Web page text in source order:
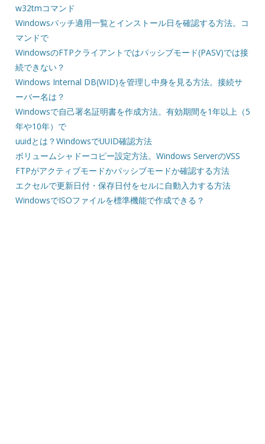
w32tmコマンド
Windowsパッチ適用一覧とインストール日を確認する方法。コ
マンドで
WindowsのFTPクライアントではパッシブモード(PASV)では接
続できない？
Windows Internal DB(WID)を管理し中身を見る方法。接続サ
ーバー名は？
Windowsで自己署名証明書を作成方法。有効期間を1年以上（5
年や10年）で
uuidとは？WindowsでUUID確認方法
ボリュームシャドーコピー設定方法。Windows ServerのVSS
FTPがアクティブモードかパッシブモードか確認する方法
エクセルで更新日付・保存日付をセルに自動入力する方法
WindowsでISOファイルを標準機能で作成できる？